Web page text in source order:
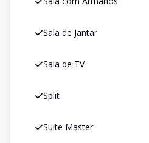
Sala de Jantar
Sala de TV
Split
Suíte Master